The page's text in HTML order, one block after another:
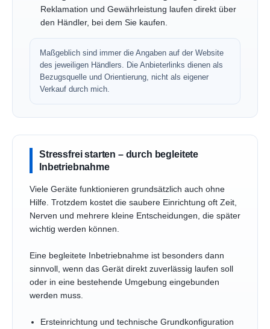
Reklamation und Gewährleistung laufen direkt über
den Händler, bei dem Sie kaufen.
Maßgeblich sind immer die Angaben auf der Website
des jeweiligen Händlers. Die Anbieterlinks dienen als
Bezugsquelle und Orientierung, nicht als eigener
Verkauf durch mich.
Stressfrei starten – durch begleitete
Inbetriebnahme
Viele Geräte funktionieren grundsätzlich auch ohne
Hilfe. Trotzdem kostet die saubere Einrichtung oft Zeit,
Nerven und mehrere kleine Entscheidungen, die später
wichtig werden können.
Eine begleitete Inbetriebnahme ist besonders dann
sinnvoll, wenn das Gerät direkt zuverlässig laufen soll
oder in eine bestehende Umgebung eingebunden
werden muss.
Ersteinrichtung und technische Grundkonfiguration